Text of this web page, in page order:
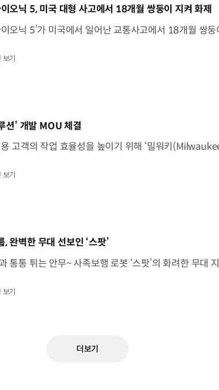
오닉 5, 미국 대형 사고에서 18개월 쌍둥이 지켜 화제
보기
션’ 개발 MOU 체결
기
완벽한 무대 선보인 ‘스팟’
기
더보기